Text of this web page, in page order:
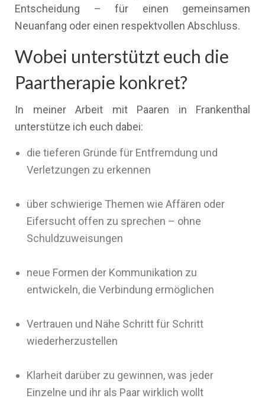
Entscheidung – für einen gemeinsamen
Neuanfang oder einen respektvollen Abschluss.
Wobei unterstützt euch die
Paartherapie konkret?
In meiner Arbeit mit Paaren in Frankenthal
unterstütze ich euch dabei:
die tieferen Gründe für Entfremdung und
Verletzungen zu erkennen
über schwierige Themen wie Affären oder
Eifersucht offen zu sprechen – ohne
Schuldzuweisungen
neue Formen der Kommunikation zu
entwickeln, die Verbindung ermöglichen
Vertrauen und Nähe Schritt für Schritt
wiederherzustellen
Klarheit darüber zu gewinnen, was jeder
Einzelne und ihr als Paar wirklich wollt